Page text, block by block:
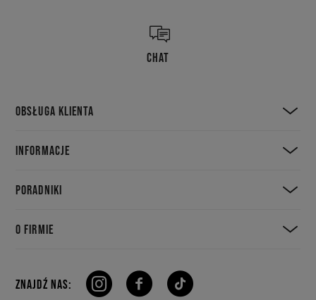
CHAT
OBSŁUGA KLIENTA
INFORMACJE
PORADNIKI
O FIRMIE
ZNAJDŹ NAS: